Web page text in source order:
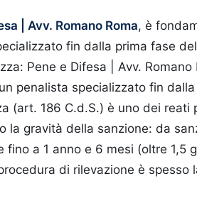
| Avv. Romano Roma, è
fin dalla prima fase del
Pene e Difesa | Avv. Romano
penalista specializzato fin dalla
(art. 186 C.d.S.) è uno dei reati
la gravità della sanzione: da
a 1 anno e 6 mesi (oltre 1,5
di rilevazione è spesso